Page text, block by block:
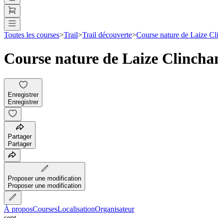
Toutes les courses>Trail>Trail découverte>Course nature de Laize
Course nature de Laize
Enregistrer
Enregistrer
Partager
Partager
Proposer une modification
Proposer une modification
À proposCoursesLocalisationOrganisateur